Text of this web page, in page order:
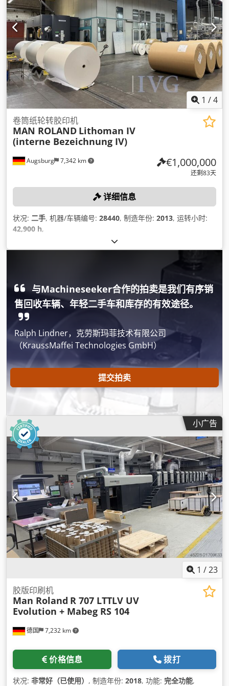
1 /4
Augsburg 7,342 km
卷筒纸轮转胶印机
MAN ROLAND Lithoman IV
(interne Bezeichnung IV)
€1,000,000
还剩83天
详细信息
状况: 二手, 机器/车辆编号: 28440, 制造年份: 2013, 运转小时:
42,900 h,
与Machineseeker合作的拍卖是我们有序销
售回收车辆、年轻二手车和库存的有效途径。
Ralph Lindner，克劳斯玛菲技术有限公司
（KraussMaffei Technologies GmbH）
提交拍卖
小广告
1 /23
德国 7,232 km
胶版印刷机
Man Roland R 707 LTTLV UV
Evolution + Mabeg RS 104
价格信息 拨打
状况: 非常好（已使用） , 制造年份: 2018, 功能: 完全功能,